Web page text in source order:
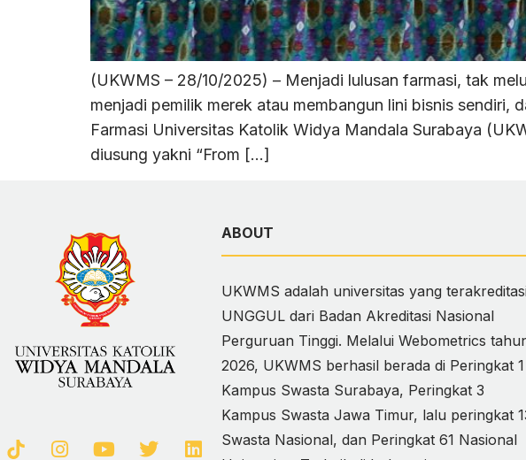
(UKWMS – 28/10/2025) – Menjadi lulusan farmasi, tak
menjadi pemilik merek atau membangun lini bisnis
Farmasi Universitas Katolik Widya Mandala Surabaya
diusung yakni “From […]
ABOUT
UKWMS adalah universitas yang terakreditasi
UNGGUL dari Badan Akreditasi Nasional
Perguruan Tinggi. Melalui Webometrics
2026, UKWMS berhasil berada di Peringkat 1
Kampus Swasta Surabaya, Peringkat 3
Kampus Swasta Jawa Timur, lalu peringkat
Swasta Nasional, dan Peringkat 61 Nasional